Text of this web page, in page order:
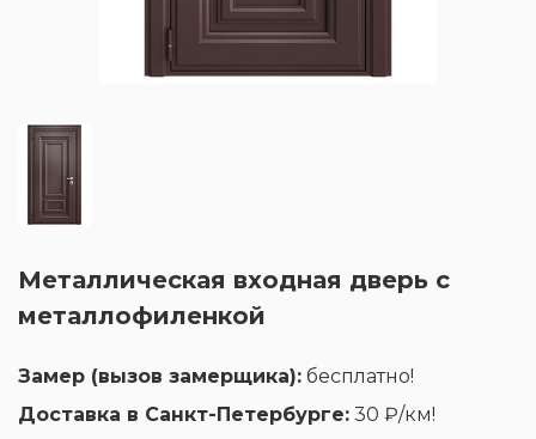
Металлическая входная дверь с
металлофиленкой
Замер (вызов замерщика): бесплатно!
Доставка в Санкт-Петербурге: 30 ₽/км!